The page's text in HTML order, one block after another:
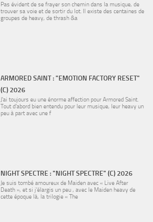
Pas évident de se frayer son chemin dans la musique, de
trouver sa voie et de sortir du lot. Il existe des centaines de
groupes de heavy, de thrash &a
ARMORED SAINT : "EMOTION FACTORY RESET"
(C) 2026
J’ai toujours eu une énorme affection pour Armored Saint.
Tout d’abord bien entendu pour leur musique, leur heavy un
peu à part avec une f
NIGHT SPECTRE : "NIGHT SPECTRE" (C) 2026
Je suis tombé amoureux de Maiden avec « Live After
Death », et si j’élargis un peu , avec le Maiden heavy de
cette époque là, la trilogie « The